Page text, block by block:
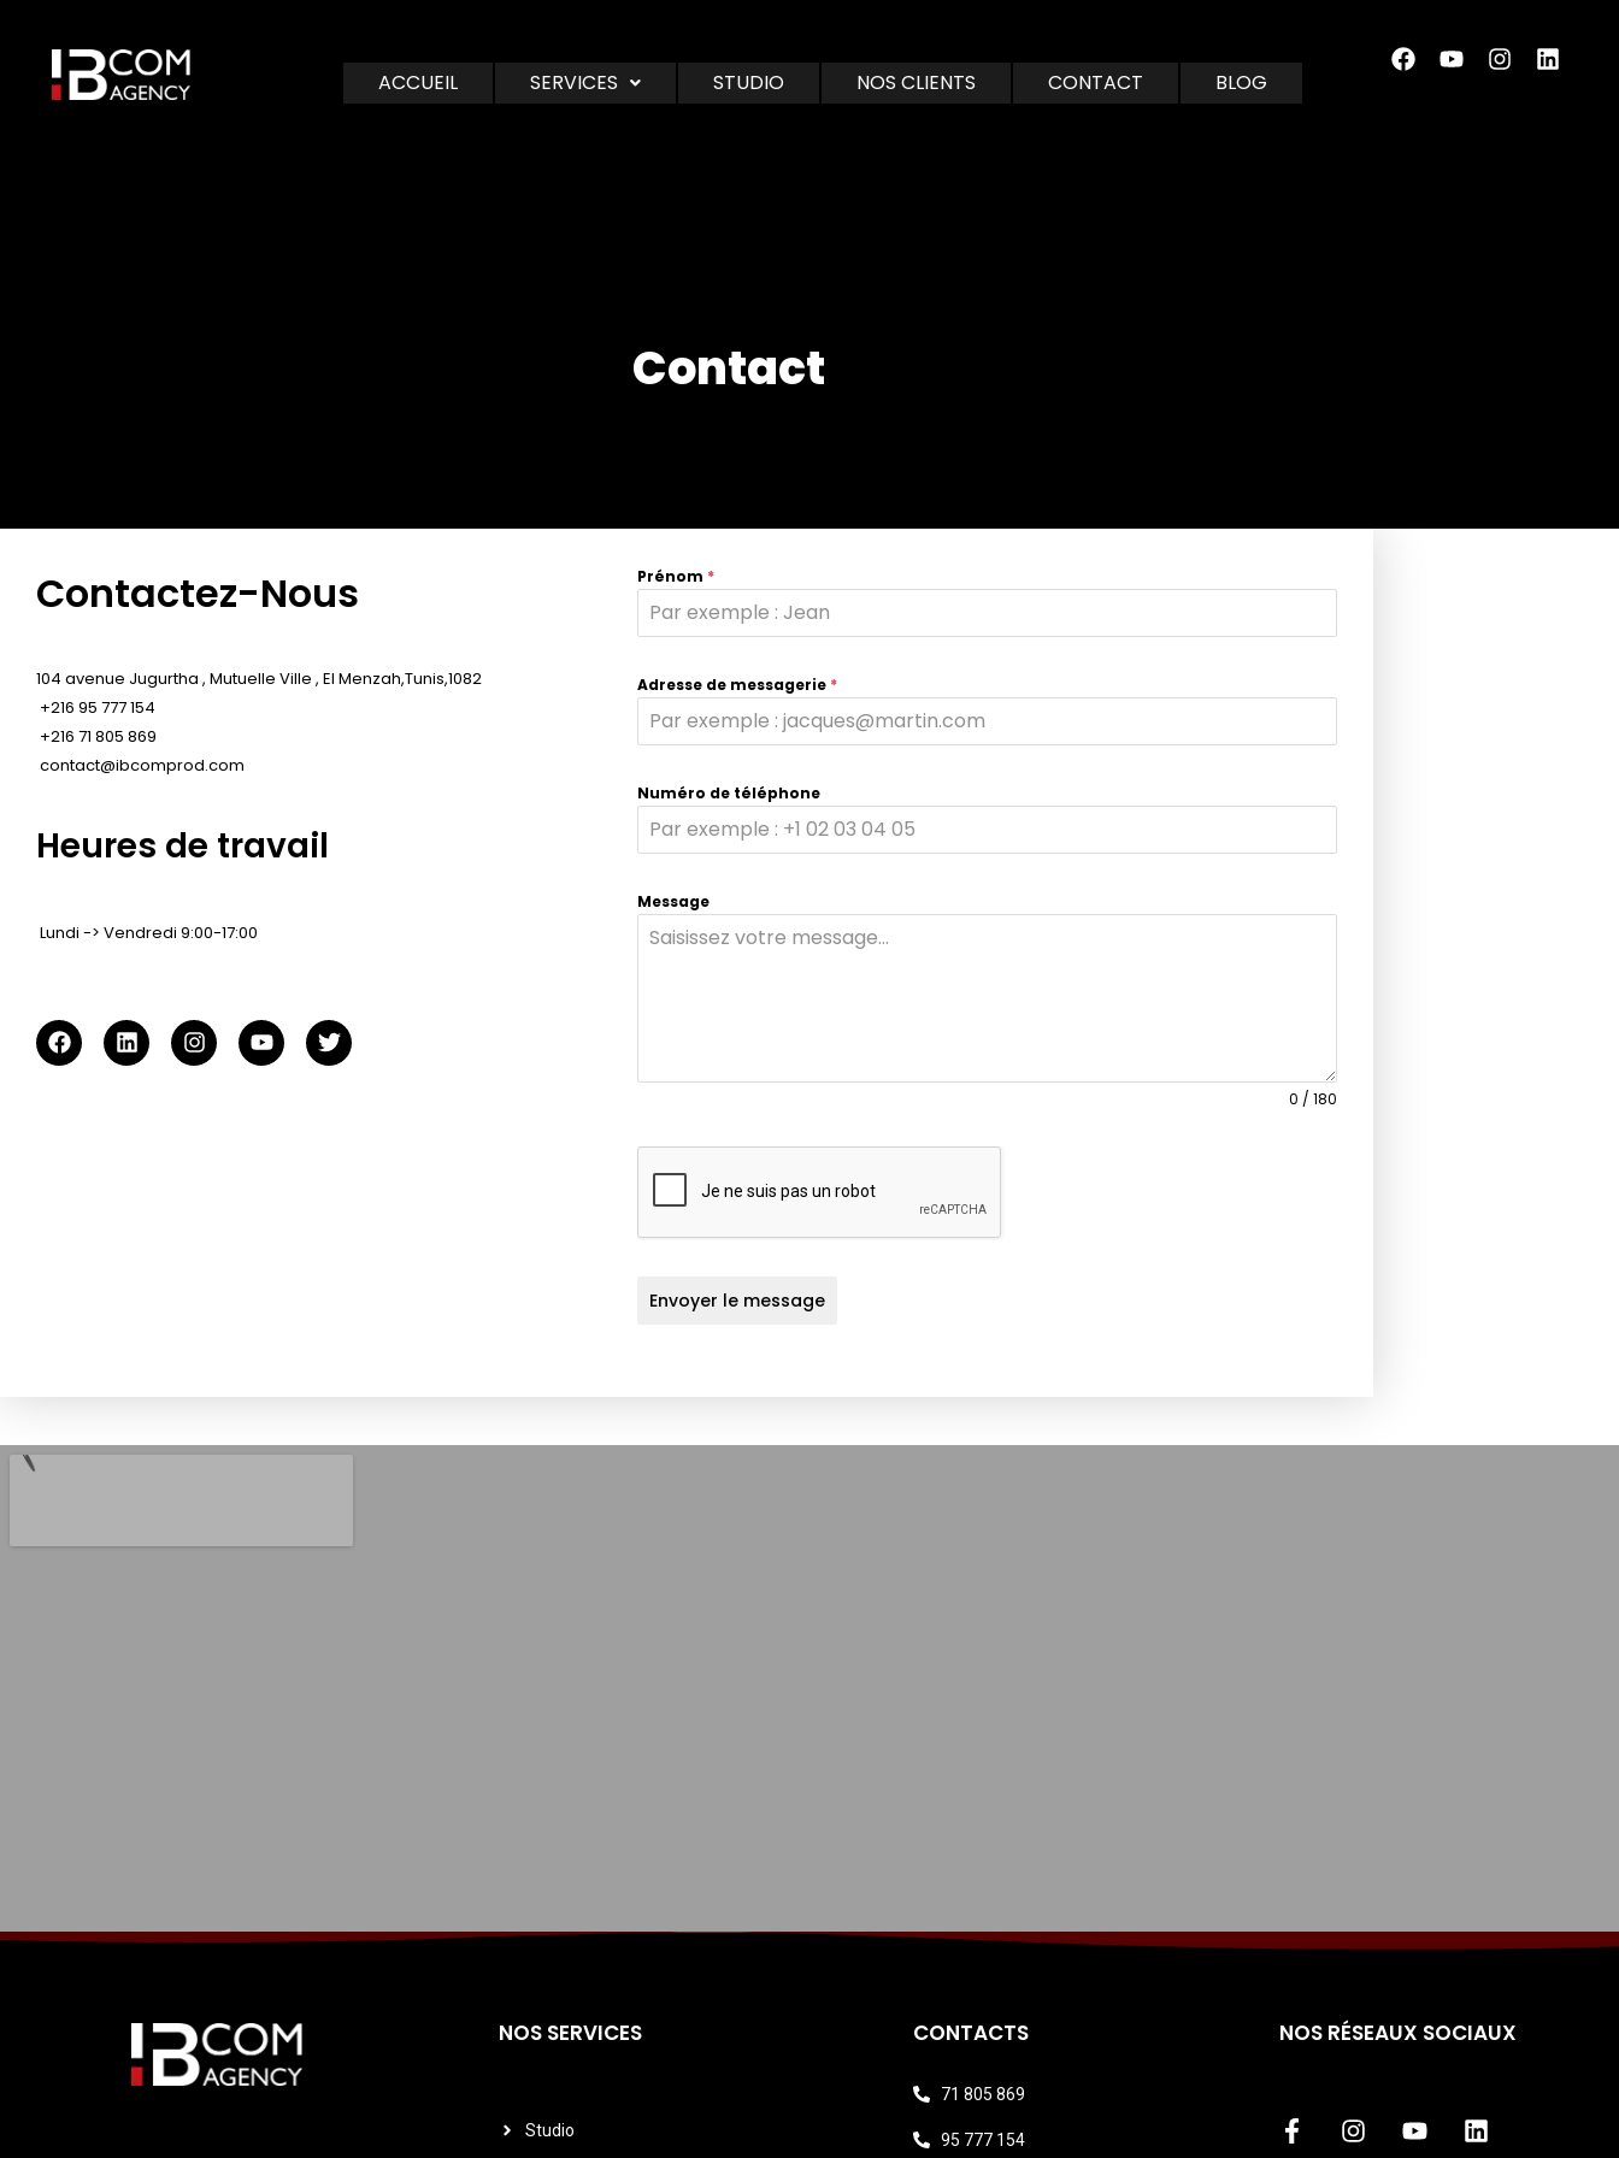
ACCUEIL SERVICES STUDIO NOS CLIENTS CONTACT BLOG
Contact
Contactez-Nous
104 avenue Jugurtha , Mutuelle Ville , El Menzah,Tunis,1082
+216 95 777 154
+216 71 805 869
contact@ibcomprod.com
Heures de travail
Lundi -> Vendredi 9:00-17:00
Prénom *
Adresse de messagerie *
Numéro de téléphone
Message
0 / 180
Envoyer le message
NOS SERVICES
Studio
CONTACTS
71 805 869
95 777 154
NOS RÉSEAUX SOCIAUX